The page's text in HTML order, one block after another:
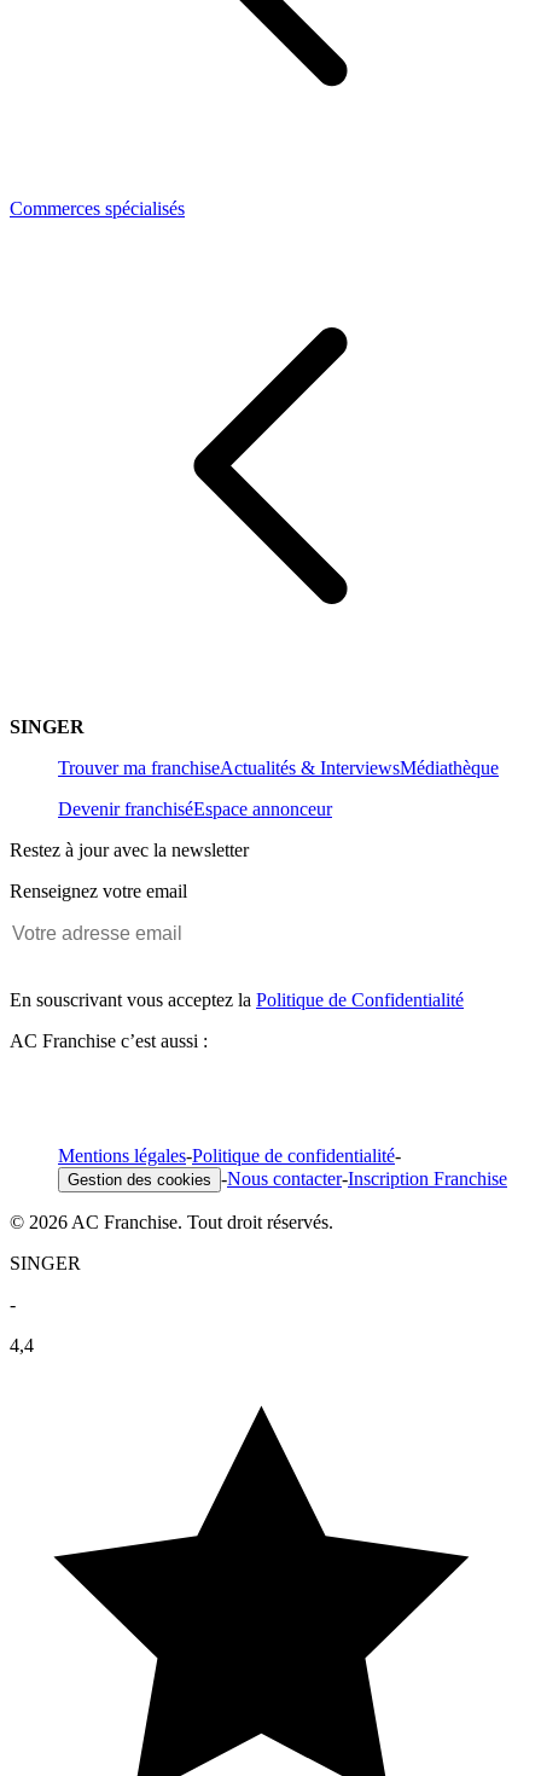
Commerces spécialisés
SINGER
Trouver ma franchiseActualités & InterviewsMédiathèque
Devenir franchiséEspace annonceur
Restez à jour avec la newsletter
Renseignez votre email
En souscrivant vous acceptez la Politique de Confidentialité
AC Franchise c’est aussi :
Mentions légales-Politique de confidentialité-
Gestion des cookies -Nous contacter-Inscription Franchise
© 2026 AC Franchise. Tout droit réservés.
SINGER
-
4,4